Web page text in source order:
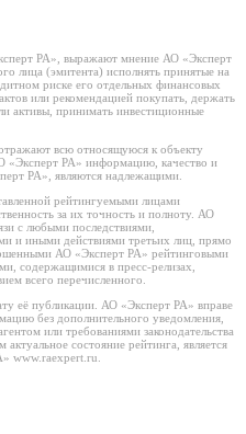
РА», выражают мнение АО «Эксперт
лица (эмитента) исполнять принятые на
риске его отдельных финансовых
или рекомендацией покупать, держать
активы, принимать инвестиционные
всю относящуюся к объекту
«Эксперт РА» информацию, качество и
РА», являются надлежащими.
рейтингуемыми лицами
за их точность и полноту. АО
с любыми последствиями,
и иными действиями третьих лиц, прямо
АО «Эксперт РА» рейтинговыми
содержащимися в пресс-релизах,
всего перечисленного.
её публикации. АО «Эксперт РА» вправе
без дополнительного уведомления,
или требованиями законодательства
состояние рейтинга, является
www.raexpert.ru.